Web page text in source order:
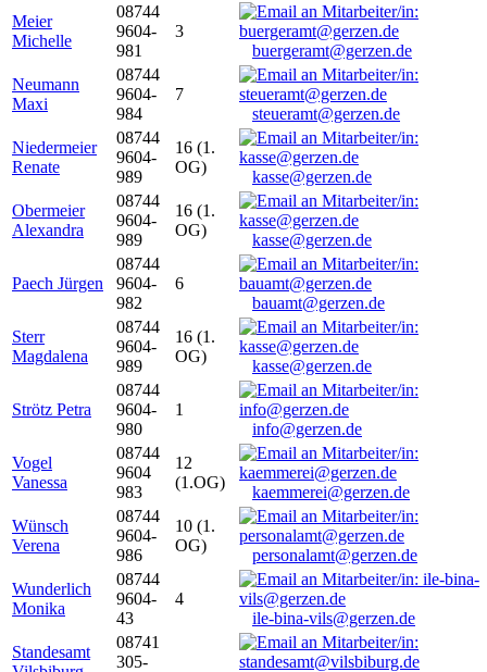
Meier
Michelle
08744
9604-
981
3
buergeramt@gerzen.de
Neumann
Maxi
08744
9604-
984
7
steueramt@gerzen.de
Niedermeier
Renate
08744
9604-
989
16 (1.
OG)
kasse@gerzen.de
Obermeier
Alexandra
08744
9604-
989
16 (1.
OG)
kasse@gerzen.de
Paech Jürgen
08744
9604-
982
6
bauamt@gerzen.de
Sterr
Magdalena
08744
9604-
989
16 (1.
OG)
kasse@gerzen.de
Strötz Petra
08744
9604-
980
1
info@gerzen.de
Vogel
Vanessa
08744
9604
983
12
(1.OG)
kaemmerei@gerzen.de
Wünsch
Verena
08744
9604-
986
10 (1.
OG)
personalamt@gerzen.de
Wunderlich
Monika
08744
9604-
43
4
ile-bina-vils@gerzen.de
Standesamt
08741
305-